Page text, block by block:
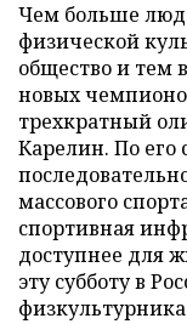
Чем больше
физической
общество и тем
новых
трехкратный
Карелин. По его
массового
спортивная
доступнее для
эту субботу в